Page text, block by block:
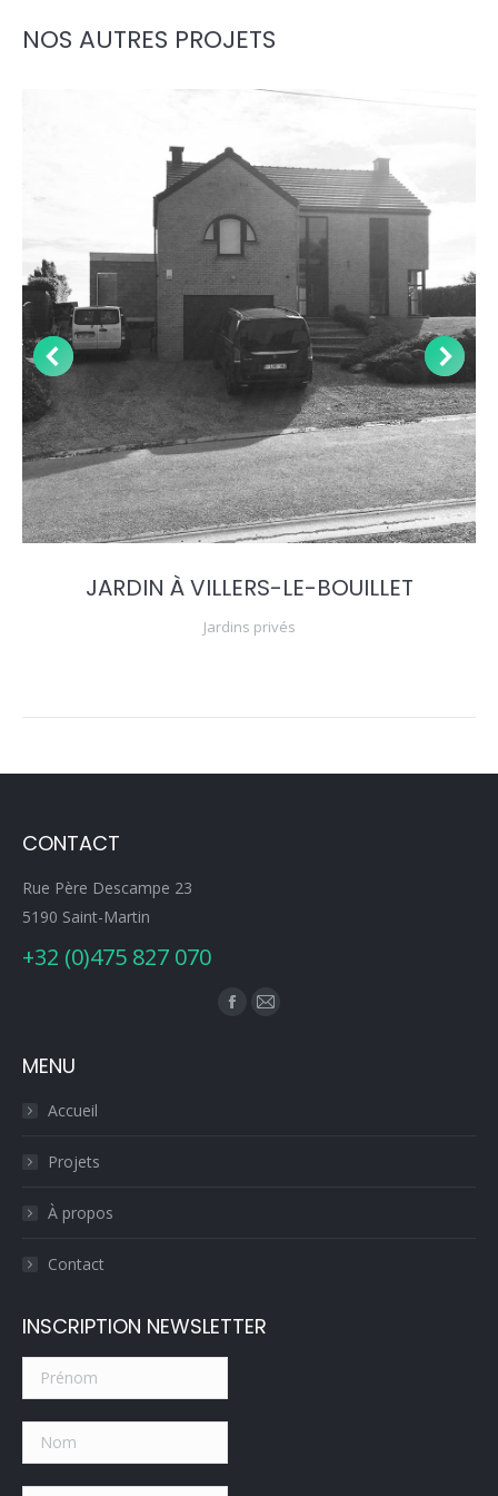
NOS AUTRES PROJETS
JARDIN À VILLERS-LE-BOUILLET
Jardins privés
CONTACT
Rue Père Descampe 23
5190 Saint-Martin
+32 (0)475 827 070
Facebook
E-
MENU
Accueil
Projets
À propos
Contact
INSCRIPTION NEWSLETTER